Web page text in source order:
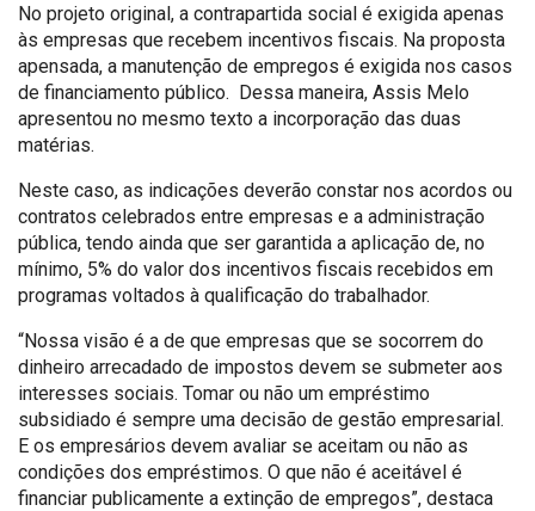
No projeto original, a contrapartida social é exigida apenas
às empresas que recebem incentivos fiscais. Na proposta
apensada, a manutenção de empregos é exigida nos casos
de financiamento público. Dessa maneira, Assis Melo
apresentou no mesmo texto a incorporação das duas
matérias.
Neste caso, as indicações deverão constar nos acordos ou
contratos celebrados entre empresas e a administração
pública, tendo ainda que ser garantida a aplicação de, no
mínimo, 5% do valor dos incentivos fiscais recebidos em
programas voltados à qualificação do trabalhador.
“Nossa visão é a de que empresas que se socorrem do
dinheiro arrecadado de impostos devem se submeter aos
interesses sociais. Tomar ou não um empréstimo
subsidiado é sempre uma decisão de gestão empresarial.
E os empresários devem avaliar se aceitam ou não as
condições dos empréstimos. O que não é aceitável é
financiar publicamente a extinção de empregos”, destaca